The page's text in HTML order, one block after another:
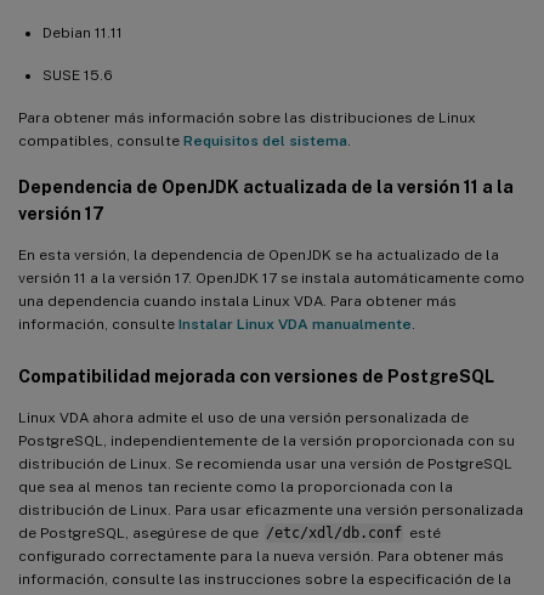
Debian 11.11
SUSE 15.6
Para obtener más información sobre las distribuciones de Linux
compatibles, consulte Requisitos del sistema
Dependencia de OpenJDK actualizada de la versión 11 a la
versión 17
En esta versión, la dependencia de OpenJDK se ha actualizado de la
versión 11 a la versión 17. OpenJDK 17 se instala automáticamente como
una dependencia cuando instala Linux VDA. Para obtener más
información, consulte Instalar Linux VDA manualmente
Compatibilidad mejorada con versiones de PostgreSQL
Linux VDA ahora admite el uso de una versión personalizada de
PostgreSQL, independientemente de la versión proporcionada con su
distribución de Linux. Se recomienda usar una versión de PostgreSQL
que sea al menos tan reciente como la proporcionada con la
distribución de Linux. Para usar eficazmente una versión personalizada
de PostgreSQL, asegúrese de que /etc/xdl/db.conf esté
configurado correctamente para la nueva versión. Para obtener más
información, consulte las instrucciones sobre la especificación de la